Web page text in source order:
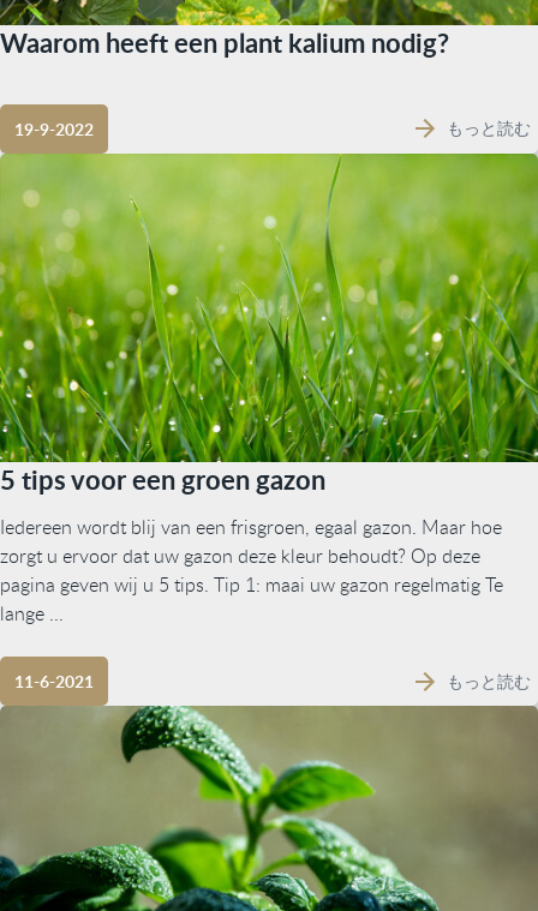
Waarom heeft een plant kalium nodig?
19-9-2022 もっと読む
5 tips voor een groen gazon
Iedereen wordt blij van een frisgroen, egaal gazon. Maar hoe
zorgt u ervoor dat uw gazon deze kleur behoudt? Op deze
pagina geven wij u 5 tips. Tip 1: maai uw gazon regelmatig Te
lange ...
11-6-2021 もっと読む